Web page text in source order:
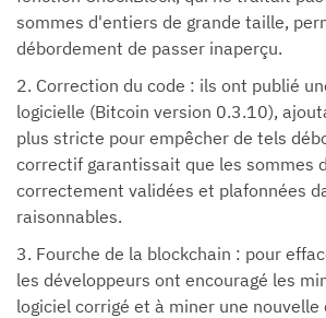
sommes d'entiers de grande taille,
débordement de passer inaperçu.
2. Correction du code : ils ont publié
logicielle (Bitcoin version 0.3.10),
plus stricte pour empêcher de tels
correctif garantissait que les sommes
correctement validées et plafonnées
raisonnables.
3. Fourche de la blockchain : pour
les développeurs ont encouragé les
logiciel corrigé et à miner une nouvelle